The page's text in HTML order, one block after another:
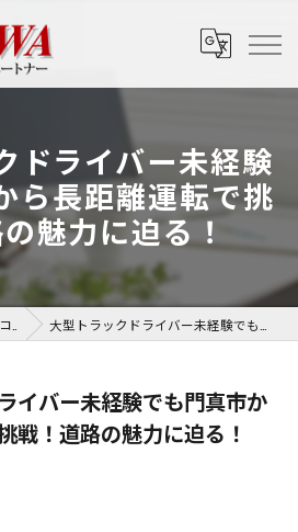
ドライバー未経験
ら長距離運転で挑
魅力に迫る！
コラム 大型トラックドライバー未経験でも門真市から長距離運転で挑戦！道路の魅力に迫る！
イバー未経験でも門真市か
戦！道路の魅力に迫る！